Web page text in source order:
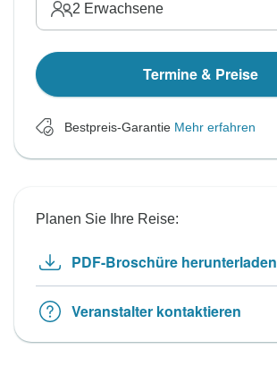
2 Erwachsene
Termine & Preise
Bestpreis-Garantie Mehr erfahren
Planen Sie Ihre Reise:
PDF-Broschüre herunterladen
Veranstalter kontaktieren